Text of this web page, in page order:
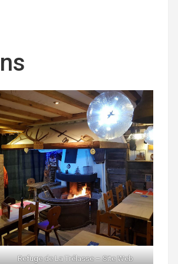
Refuge de La Trélasse – Site Web